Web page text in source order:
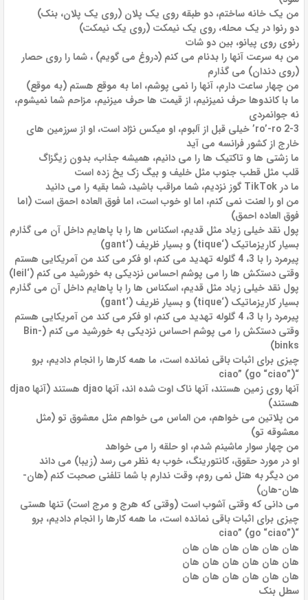
من یک خانه ساختم، دو طبقه روی یک پلان (روی یک پلان، بنک)
دو رنوا در یک محله، روی یک نیمکت (روی یک نیمکت)
رنوی روی پیانو، بین دو شات
من به سرعت آنها را بدنام می کنم (دروغ می گویم) ، شما را روی حصار
(روی دندان) می گذارم
من چهار ساعت دارم، آنها را نمی پوشم، اما به موقع هستم (به موقع)
ما با کاندوها حرف نمیزنیم، از قیمت ها حرف میزنیم، مزاحم شما نمیشوم،
نه جوانمردی
2-3 ro’-ro’ خیلی قبل از آلبوم، او میکس نژاد است، او از سرزمین های
خارج از کشور فرانسه می آید
ما زشتی ها و تاکتیک ها را می دانیم، همیشه جذاب، بدون زیگزاگ
قلب مثل قطب جنوب مثل خلیف و بیگ زک یخ زده است
ما در TikTok گوز نزدیم، شما مراقب باشید، شما بقیه را می دانید
من او را لعنت نمی کنم، اما او خوب است، اما فوق العاده احمق است (اما
فوق العاده احمق)
پول نقد خیلی زیاد مثل قدیم، اسکناس ها را با پاهایم داخل آن می گذارم
بسیار کاریزماتیک (‘tique) و بسیار ظریف (‘gant)
پیرمرد را با 3، 4 گلوله تهدید می کنم، او فکر می کند من آمریکایی هستم
وقتی دستکش ها را می پوشم احساس نزدیکی به خورشید می کنم (‘leil)
پول نقد خیلی زیاد مثل قدیم، اسکناس ها را با پاهایم داخل آن می گذارم
بسیار کاریزماتیک (‘tique) و بسیار ظریف (‘gant)
پیرمرد را با 3، 4 گلوله تهدید می کنم، او فکر می کند من آمریکایی هستم
وقتی دستکش را می پوشم احساس نزدیکی به خورشید می کنم (Bin-
binks)
چیزی برای اثبات باقی نمانده است، ما همه کارها را انجام دادیم، برو
“ciao” (go “ciao”)
آنها روی زمین هستند، آنها ناک اوت شده اند، آنها djao هستند (آنها djao
هستند)
من پلاتین می خواهم، من الماس می خواهم مثل معشوق تو (مثل
معشوقه تو)
من چهار سوار ماشینم شدم، او حلقه را می خواهد
او در مورد حقوق، کانتورینگ، خوب به نظر می رسد (زیبا) می داند
من دیگر به هتل نمی روم، وقت ندارم با شما تلفنی صحبت کنم (هان-
هان-هان)
می دانی که وقتی آشوب است (وقتی که هرج و مرج است) تنها هستی
چیزی برای اثبات باقی نمانده است، ما همه کارها را انجام دادیم، برو
“ciao” (go “ciao”)
هان هان هان هان هان هان
هان هان هان هان هان هان
هان هان هان هان هان هان
سطل بنک